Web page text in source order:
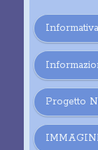
Progetto